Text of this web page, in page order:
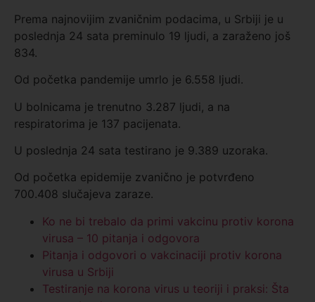
Prema najnovijim zvaničnim podacima, u Srbiji je u
poslednja 24 sata preminulo 19 ljudi, a zaraženo još
834.
Od početka pandemije umrlo je 6.558 ljudi.
U bolnicama je trenutno 3.287 ljudi, a na
respiratorima je 137 pacijenata.
U poslednja 24 sata testirano je 9.389 uzoraka.
Od početka epidemije zvanično je potvrđeno
700.408 slučajeva zaraze.
Ko ne bi trebalo da primi vakcinu protiv korona
virusa – 10 pitanja i odgovora
Pitanja i odgovori o vakcinaciji protiv korona
virusa u Srbiji
Testiranje na korona virus u teoriji i praksi: Šta